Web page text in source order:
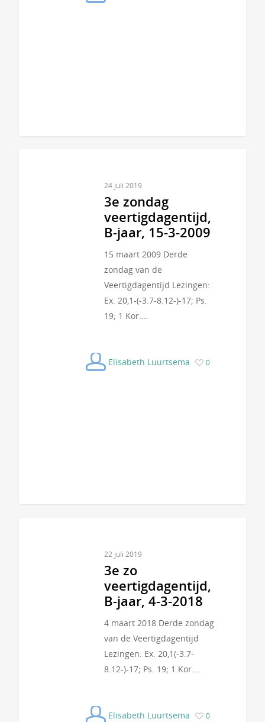
24 juli 2019
3e zondag
veertigdagentijd,
B-jaar, 15-3-2009
15 maart 2009 Derde
zondag van de
Veertigdagentijd Lezingen:
Ex. 20,1-(-3.7-8.12-)-17; Ps.
19; 1 Kor.…
Elisabeth Luurtsema 0
22 juli 2019
3e zo
veertigdagentijd,
B-jaar, 4-3-2018
4 maart 2018 Derde zondag
van de Veertigdagentijd
Lezingen: Ex. 20,1(-3.7-
8.12-)-17; Ps. 19; 1 Kor.…
Elisabeth Luurtsema 0